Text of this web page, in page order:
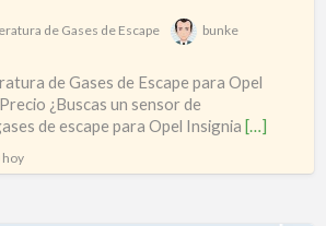
de Gases de Escape
bunke
de Gases de Escape para Opel
¿Buscas un sensor de
de escape para Opel Insignia […]
hoy